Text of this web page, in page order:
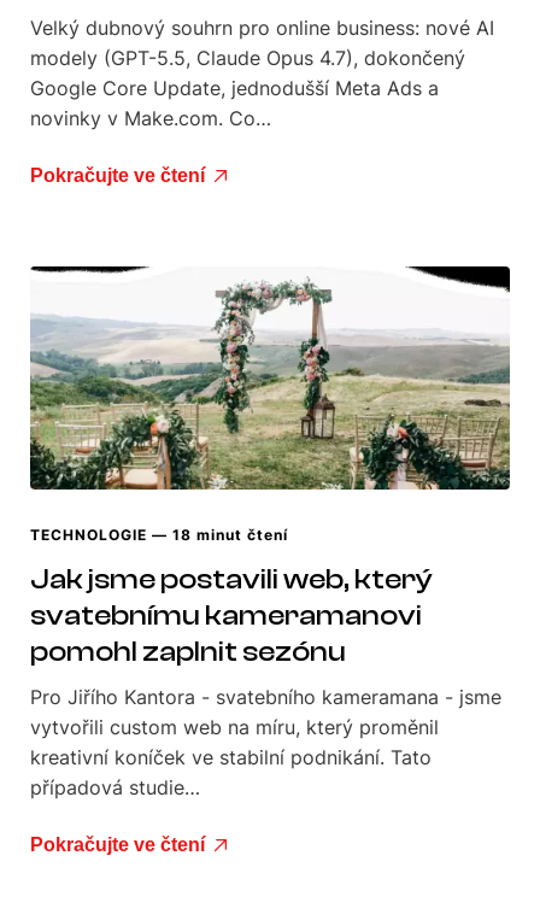
Velký dubnový souhrn pro online business: nové AI
modely (GPT-5.5, Claude Opus 4.7), dokončený
Google Core Update, jednodušší Meta Ads a
novinky v Make.com. Co…
Pokračujte ve čtení
TECHNOLOGIE — 18 minut čtení
Jak jsme postavili web, který
svatebnímu kameramanovi
pomohl zaplnit sezónu
Pro Jiřího Kantora - svatebního kameramana - jsme
vytvořili custom web na míru, který proměnil
kreativní koníček ve stabilní podnikání. Tato
případová studie…
Pokračujte ve čtení